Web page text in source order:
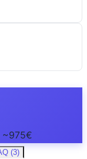
~975€
(3)